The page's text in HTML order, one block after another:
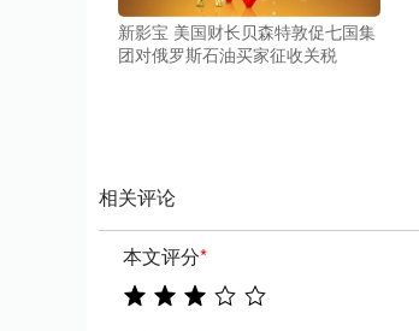
新影宝 美国财长贝森特敦促七国集
团对俄罗斯石油买家征收关税
相关评论
本文评分*